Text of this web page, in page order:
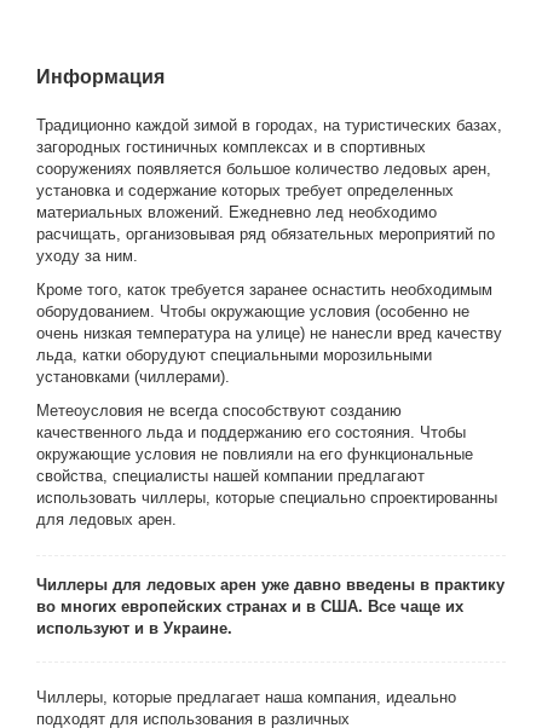
Информация
Традиционно каждой зимой в городах, на туристических базах,
загородных гостиничных комплексах и в спортивных
сооружениях появляется большое количество ледовых арен,
установка и содержание которых требует определенных
материальных вложений. Ежедневно лед необходимо
расчищать, организовывая ряд обязательных мероприятий по
уходу за ним.
Кроме того, каток требуется заранее оснастить необходимым
оборудованием. Чтобы окружающие условия (особенно не
очень низкая температура на улице) не нанесли вред качеству
льда, катки оборудуют специальными морозильными
установками (чиллерами).
Метеоусловия не всегда способствуют созданию
качественного льда и поддержанию его состояния. Чтобы
окружающие условия не повлияли на его функциональные
свойства, специалисты нашей компании предлагают
использовать чиллеры, которые специально спроектированны
для ледовых арен.
Чиллеры для ледовых арен уже давно введены в практику
во многих европейских странах и в США. Все чаще их
используют и в Украине.
Чиллеры, которые предлагает наша компания, идеально
подходят для использования в различных